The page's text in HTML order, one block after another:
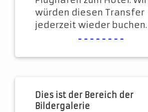
würden diesen Transfer
jederzeit wieder buchen.
--------
Dies ist der Bereich der
Bildergalerie